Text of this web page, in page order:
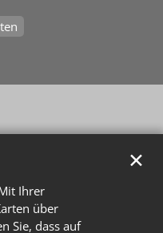
Ihrer
über
Sie, dass auf
✕